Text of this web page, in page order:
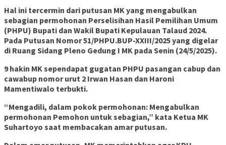
Hal ini tercermin dari putusan MK yang mengabulkan
sebagian permohonan Perselisihan Hasil Pemilihan Umum
(PHPU) Bupati dan Wakil Bupati Kepulauan Talaud 2024.
Pada Putusan Nomor 51/PHPU.BUP-XXIII/2025 yang digelar
di Ruang Sidang Pleno Gedung I MK pada Senin (24/5/2025).
9 hakin MK sependapat gugatan PHPU pasangan cabup dan
cawabup nomor urut 2 Irwan Hasan dan Haroni
Mamentiwalo terbukti.
“Mengadili, dalam pokok permohonan: Mengabulkan
permohonan Pemohon untuk sebagian,” kata Ketua MK
Suhartoyo saat membacakan amar putusan.